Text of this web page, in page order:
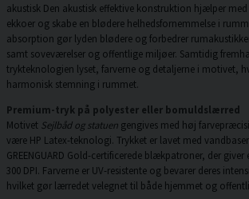
akustisk Den akustisk effektive konstruktion hjælper
ekkoer og skabe en blødere helhedsfornemmelse i
absorption gør lyden blødere og forbedrer
samt soveværelser og offentlige miljøer. Samtidig
trykteknologien lyset, farverne og detaljerne i motivet,
harmonisk stemning i rummet.
Premium-tryk på polyester eller bomuldslærred
Motivet Sejlbåd og statuen gengives med høj
være HP Latex-teknologi. Trykket er lavet med
GREENGUARD Gold-certificerede blækpatroner, der
300 DPI. Farverne er UV-resistente og bevarer deres
hvilket gør lærredet velegnet til både hjemmet og